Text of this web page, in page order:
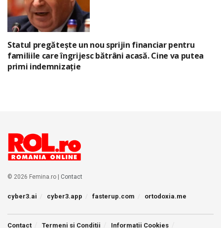
Statul pregătește un nou sprijin financiar pentru
familiile care îngrijesc bătrâni acasă. Cine va putea
primi indemnizație
© 2026 Femina.ro | Contact
cyber3.ai cyber3.app fasterup.com ortodoxia.me
Contact Termeni si Conditii Informatii Cookies